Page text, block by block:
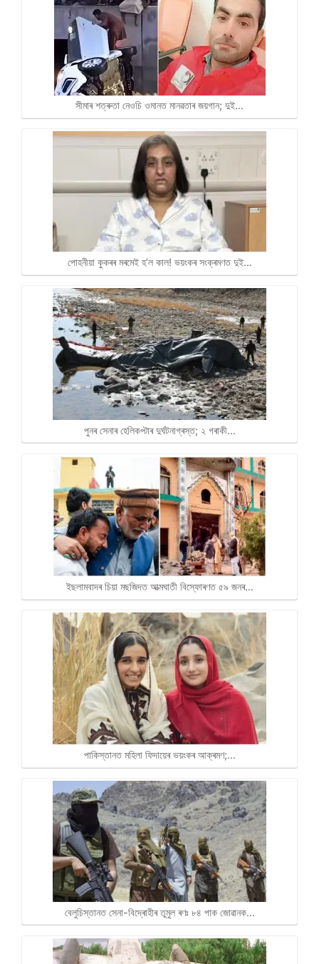
সীমাৰ শত্ৰুতা নেওচি ওমানত মানৱতাৰ জয়গান; দুই…
পোহনীয়া কুকৰৰ মৰমেই হ’ল কাল! ভয়ংকৰ সংক্ৰমণত দুই…
পুনৰ সেনাৰ হেলিকপ্টাৰ দুৰ্ঘটনাগ্ৰস্ত; ২ গৰাকী…
ইছলামবাদৰ চিয়া মছজিদত আত্মঘাতী বিস্ফোৰণত ৫৯ জনৰ…
পাকিস্তানত মহিলা ফিদায়েৰ ভয়ংকৰ আক্ৰমণ;…
বেলুচিস্তানত সেনা-বিদ্ৰোহীৰ তুমুল ৰণঃ ৮৪ পাক জোৱানক…